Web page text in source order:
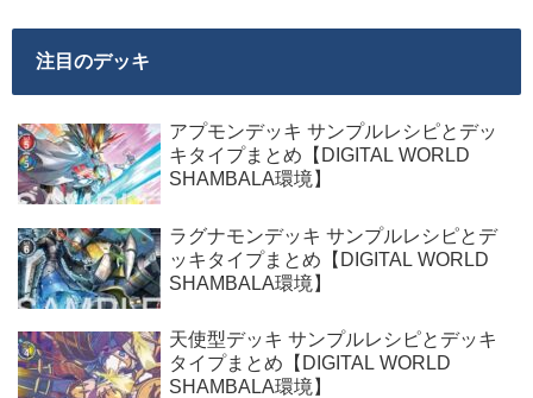
注目のデッキ
アプモンデッキ サンプルレシピとデッ
キタイプまとめ【DIGITAL WORLD
SHAMBALA環境】
ラグナモンデッキ サンプルレシピとデ
ッキタイプまとめ【DIGITAL WORLD
SHAMBALA環境】
天使型デッキ サンプルレシピとデッキ
タイプまとめ【DIGITAL WORLD
SHAMBALA環境】